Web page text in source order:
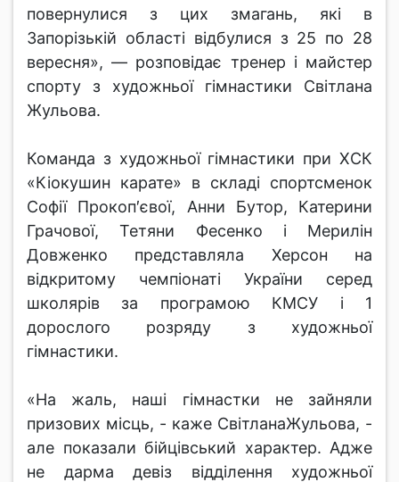
повернулися з цих змагань, які в
Запорізькій області відбулися з 25 по 28
вересня», — розповідає тренер і майстер
спорту з художньої гімнастики Світлана
Жульова.
Команда з художньої гімнастики при ХСК
«Кіокушин карате» в складі спортсменок
Софії Прокоп′євої, Анни Бутор, Катерини
Грачової, Тетяни Фесенко і Мерилін
Довженко представляла Херсон на
відкритому чемпіонаті України серед
школярів за програмою КМСУ і 1
дорослого розряду з художньої
гімнастики.
«На жаль, наші гімнастки не зайняли
призових місць, - каже СвітланаЖульова, -
але показали бійцівський характер. Адже
не дарма девіз відділення художньої